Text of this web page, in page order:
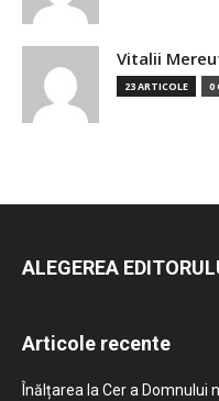
Vitalii
23 ARTICOLE 0
ALEGEREA
Articole recente
Înălțarea la Cer a Domnului